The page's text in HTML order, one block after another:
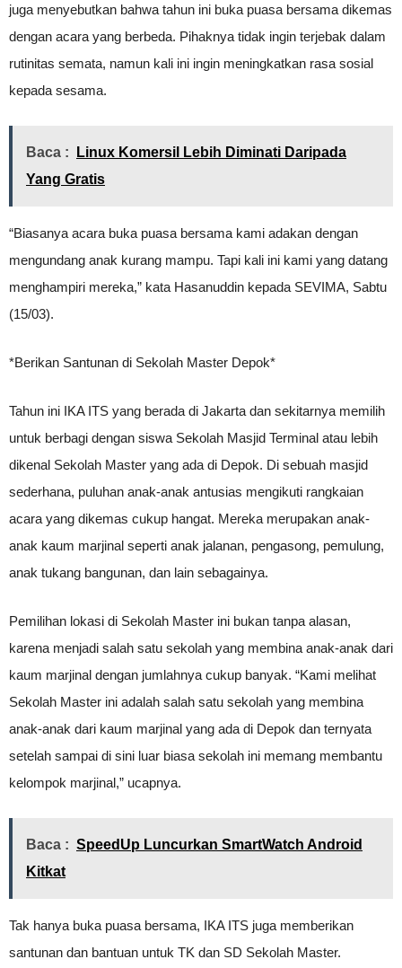
juga menyebutkan bahwa tahun ini buka puasa bersama dikemas
dengan acara yang berbeda. Pihaknya tidak ingin terjebak dalam
rutinitas semata, namun kali ini ingin meningkatkan rasa sosial
kepada sesama.
Baca :
Linux Komersil Lebih Diminati Daripada
Yang Gratis
“Biasanya acara buka puasa bersama kami adakan dengan
mengundang anak kurang mampu. Tapi kali ini kami yang datang
menghampiri mereka,” kata Hasanuddin kepada SEVIMA, Sabtu
(15/03).
*Berikan Santunan di Sekolah Master Depok*
Tahun ini IKA ITS yang berada di Jakarta dan sekitarnya memilih
untuk berbagi dengan siswa Sekolah Masjid Terminal atau lebih
dikenal Sekolah Master yang ada di Depok. Di sebuah masjid
sederhana, puluhan anak-anak antusias mengikuti rangkaian
acara yang dikemas cukup hangat. Mereka merupakan anak-
anak kaum marjinal seperti anak jalanan, pengasong, pemulung,
anak tukang bangunan, dan lain sebagainya.
Pemilihan lokasi di Sekolah Master ini bukan tanpa alasan,
karena menjadi salah satu sekolah yang membina anak-anak dari
kaum marjinal dengan jumlahnya cukup banyak. “Kami melihat
Sekolah Master ini adalah salah satu sekolah yang membina
anak-anak dari kaum marjinal yang ada di Depok dan ternyata
setelah sampai di sini luar biasa sekolah ini memang membantu
kelompok marjinal,” ucapnya.
Baca : SpeedUp Luncurkan SmartWatch Android
Kitkat
Tak hanya buka puasa bersama, IKA ITS juga memberikan
santunan dan bantuan untuk TK dan SD Sekolah Master.